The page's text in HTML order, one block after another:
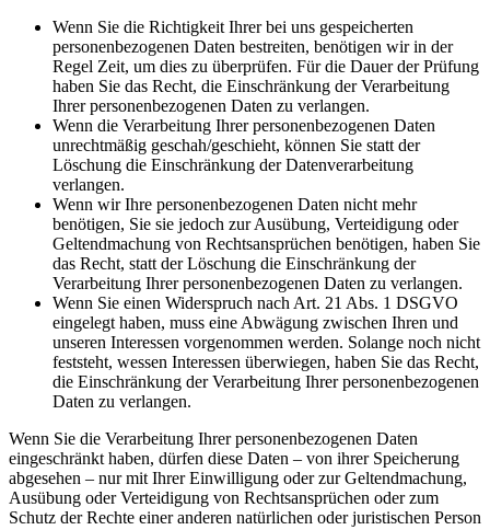
Wenn Sie die Richtigkeit Ihrer bei uns gespeicherten
personenbezogenen Daten bestreiten, benötigen wir in der
Regel Zeit, um dies zu überprüfen. Für die Dauer der Prüfung
haben Sie das Recht, die Einschränkung der Verarbeitung
Ihrer personenbezogenen Daten zu verlangen.
Wenn die Verarbeitung Ihrer personenbezogenen Daten
unrechtmäßig geschah/geschieht, können Sie statt der
Löschung die Einschränkung der Datenverarbeitung
verlangen.
Wenn wir Ihre personenbezogenen Daten nicht mehr
benötigen, Sie sie jedoch zur Ausübung, Verteidigung oder
Geltendmachung von Rechtsansprüchen benötigen, haben Sie
das Recht, statt der Löschung die Einschränkung der
Verarbeitung Ihrer personenbezogenen Daten zu verlangen.
Wenn Sie einen Widerspruch nach Art. 21 Abs. 1 DSGVO
eingelegt haben, muss eine Abwägung zwischen Ihren und
unseren Interessen vorgenommen werden. Solange noch nicht
feststeht, wessen Interessen überwiegen, haben Sie das Recht,
die Einschränkung der Verarbeitung Ihrer personenbezogenen
Daten zu verlangen.
Wenn Sie die Verarbeitung Ihrer personenbezogenen Daten
eingeschränkt haben, dürfen diese Daten – von ihrer Speicherung
abgesehen – nur mit Ihrer Einwilligung oder zur Geltendmachung,
Ausübung oder Verteidigung von Rechtsansprüchen oder zum
Schutz der Rechte einer anderen natürlichen oder juristischen Person